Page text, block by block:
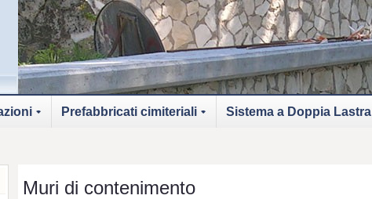
Prefabbricati cimiteriali Sistema a Doppia Lastra
Muri di contenimento